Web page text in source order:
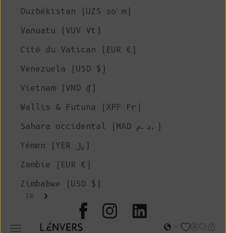
L'ENVERS
Ouvrir le menu de navigation Page
Ouzbékistan (UZS so'm)
Vanuatu (VUV Vt)
Cité du Vatican (EUR €)
Venezuela (USD $)
Vietnam (VND ₫)
Wallis & Futuna (XPF Fr)
Sahara occidental (MAD د.م.)
Yémen (YER ﷼)
Zambie (EUR €)
Zimbabwe (USD $)
FR